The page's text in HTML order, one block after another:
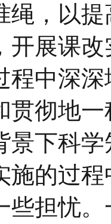
绳，以
开展课
程中深
贯彻地
景下科
施的过
些担忧